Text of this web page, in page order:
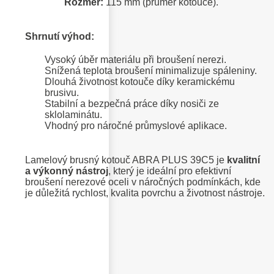
Rozměr: 115 mm (průměr kotouče).
Shrnutí výhod:
Vysoký úběr materiálu při broušení nerezi.
Snížená teplota broušení minimalizuje spáleniny.
Dlouhá životnost kotouče díky keramickému
brusivu.
Stabilní a bezpečná práce díky nosiči ze
sklolaminátu.
Vhodný pro náročné průmyslové aplikace.
Lamelový brusný kotouč ABRA PLUS 39C5 je kvalitní
a výkonný nástroj, který je ideální pro efektivní
broušení nerezové oceli v náročných podmínkách, kde
je důležitá rychlost, kvalita povrchu a životnost nástroje.